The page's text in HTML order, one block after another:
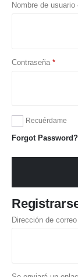
Nombre de
Contraseña *
Recuérdame
Forgot Password?
Dirección de